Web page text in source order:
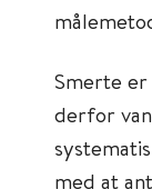
Smerte
derfor
med at